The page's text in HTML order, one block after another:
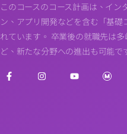
このコースのコース計画は、イ
ン、アプリ開発などを含む「基
れています。 卒業後の就職先は
ど、新たな分野への進出も可能で